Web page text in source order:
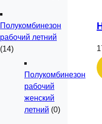
Полукомбинезон
рабочий летний
(14)
Полукомбинезон
рабочий
женский
летний (0)